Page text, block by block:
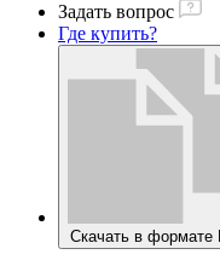
Задать вопрос
Где купить?
Скачать в формате